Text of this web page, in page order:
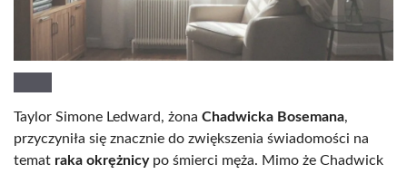
Taylor Simone Ledward, żona Chadwicka Bosemana,
przyczyniła się znacznie do zwiększenia świadomości na
temat raka okrężnicypo śmierci męża. Mimo że Chadwick